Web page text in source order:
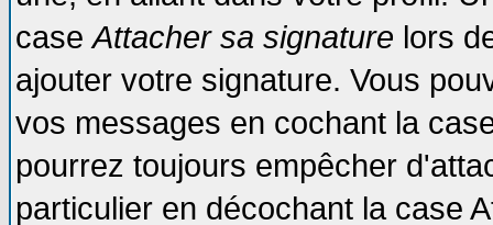
caseAttacher sa signature lors
ajouter votre signature. Vous
vos messages en cochant la
pourrez toujours empêcher
particulier en décochant la case